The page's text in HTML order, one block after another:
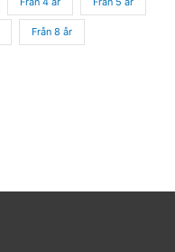
Från 8 år